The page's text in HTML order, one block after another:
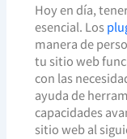
Hoy en día,
esencial. Los
manera de
tu sitio web
con las
ayuda de
capacidades
sitio web al